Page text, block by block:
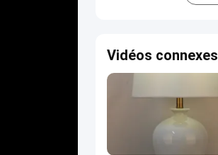
Vidéos connexes